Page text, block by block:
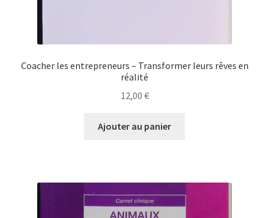
Coacher les entrepreneurs – Transformer leurs rêves en
réalité
12,00 €
Ajouter au panier